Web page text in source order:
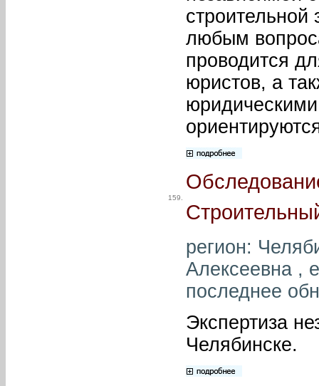
строительной
любым
проводится
юристов, а
159.
регион:
Алексеевна ,
последнее
Экспертиза
Челябинске.